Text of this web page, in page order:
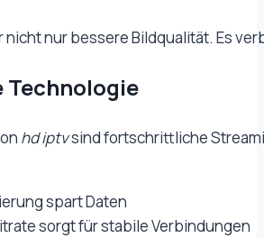
nur bessere Bildqualität. Es
Technologie
hd iptvsind fortschrittliche
spart Daten
sorgt für stabile Verbindungen